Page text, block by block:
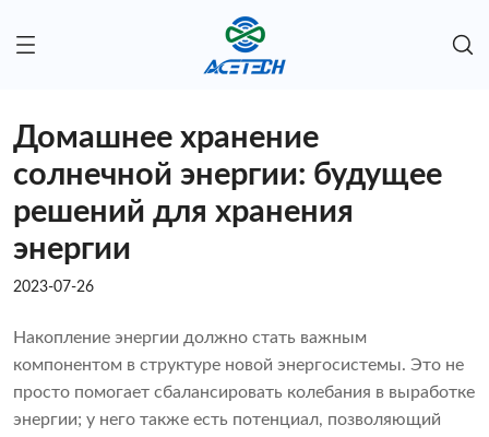
Домашнее хранение
солнечной энергии: будущее
решений для хранения
энергии
2023-07-26
Накопление энергии должно стать важным
компонентом в структуре новой энергосистемы. Это не
просто помогает сбалансировать колебания в выработке
энергии; у него также есть потенциал, позволяющий